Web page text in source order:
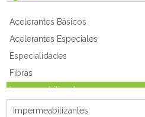
Acelerantes Básicos
Acelerantes Especiales
Especialidades
Fibras
Impermeabilizantes
Medio & Alto Rango
Impermeabilizantes